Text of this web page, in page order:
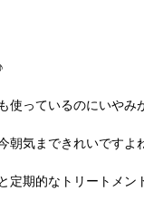
使っているのにいやみ
朝気まできれいですよ
定期的なトリートメン